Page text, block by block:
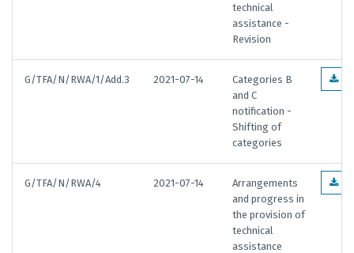
technical
assistance -
Revision
G/TFA/N/RWA/1/Add.3 2021-07-14
Categories B
and C
notification -
Shifting of
categories
G/TFA/N/RWA/4 2021-07-14
Arrangements
and progress in
the provision of
technical
assistance